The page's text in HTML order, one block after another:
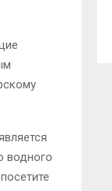
водного